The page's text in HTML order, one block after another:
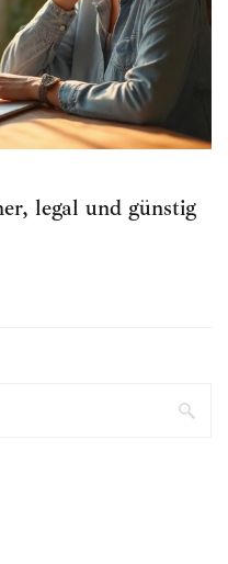
legal und günstig